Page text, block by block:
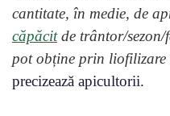
cantitate, în medie, de
căpăcitde trântor/sezon/
pot obține prin liofilizare
precizează apicultorii.